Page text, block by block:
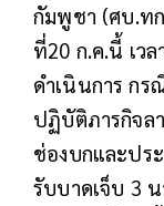
กัมพูชา (ศบ.ท
ที่20 ก.ค.นี้ เว
ดำเนินการ กร
ปฏิบัติภารกิจล
ช่องบกและปร
รับบาดเจ็บ 3